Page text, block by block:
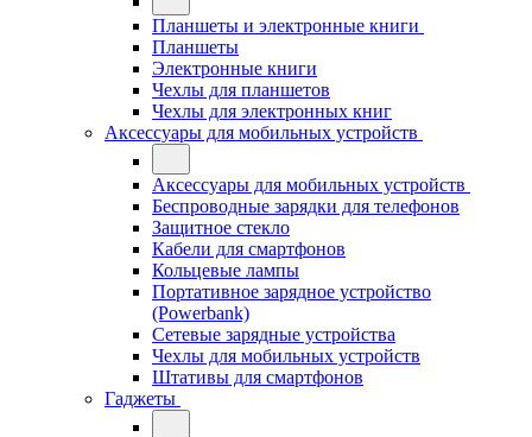
Планшеты и электронные книги
Планшеты
Электронные книги
Чехлы для планшетов
Чехлы для электронных книг
Аксессуары для мобильных устройств
Аксессуары для мобильных устройств
Беспроводные зарядки для телефонов
Защитное стекло
Кабели для смартфонов
Кольцевые лампы
Портативное зарядное устройство
(Powerbank)
Сетевые зарядные устройства
Чехлы для мобильных устройств
Штативы для смартфонов
Гаджеты